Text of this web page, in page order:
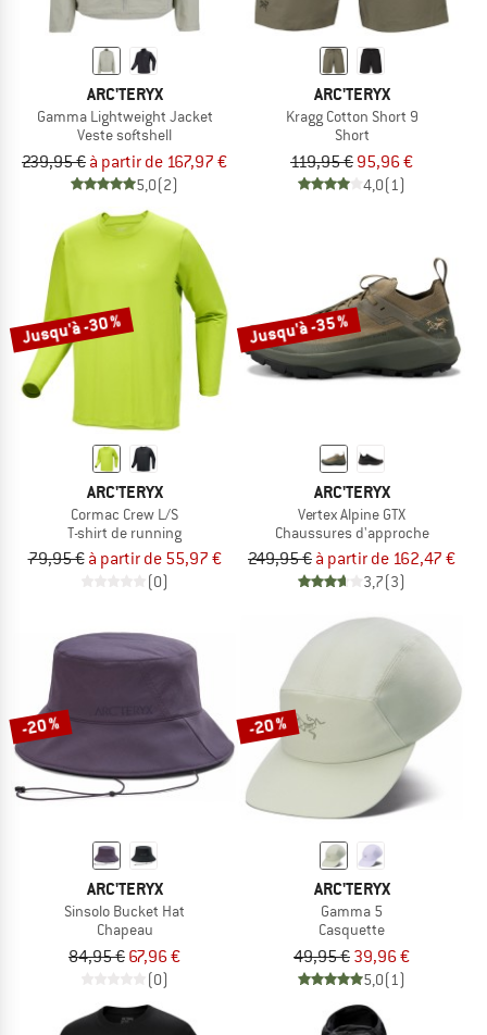
ARC'TERYX
Gamma Lightweight Jacket
Veste softshell
239,95 € à partir de 167,97 €
5,0(2)
ARC'TERYX
Kragg Cotton Short 9
Short
119,95 € 95,96 €
4,0(1)
Jusqu'à -30 %
ARC'TERYX
Cormac Crew L/S
T-shirt de running
79,95 € à partir de 55,97 €
(0)
Jusqu'à -35 %
ARC'TERYX
Vertex Alpine GTX
Chaussures d'approche
249,95 € à partir de 162,47 €
3,7(3)
-20 %
ARC'TERYX
Sinsolo Bucket Hat
Chapeau
84,95 € 67,96 €
(0)
-20 %
ARC'TERYX
Gamma 5
Casquette
49,95 € 39,96 €
5,0(1)